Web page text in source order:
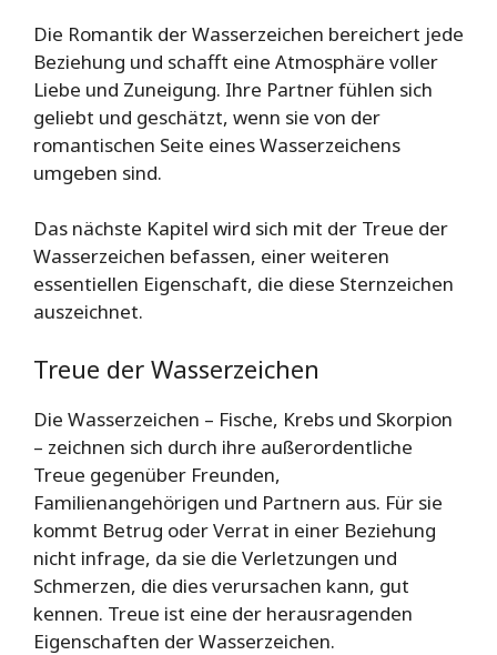
Die Romantik der Wasserzeichen bereichert jede
Beziehung und schafft eine Atmosphäre voller
Liebe und Zuneigung. Ihre Partner fühlen sich
geliebt und geschätzt, wenn sie von der
romantischen Seite eines Wasserzeichens
umgeben sind.
Das nächste Kapitel wird sich mit der Treue der
Wasserzeichen befassen, einer weiteren
essentiellen Eigenschaft, die diese Sternzeichen
auszeichnet.
Treue der Wasserzeichen
Die Wasserzeichen – Fische, Krebs und Skorpion
– zeichnen sich durch ihre außerordentliche
Treue gegenüber Freunden,
Familienangehörigen und Partnern aus. Für sie
kommt Betrug oder Verrat in einer Beziehung
nicht infrage, da sie die Verletzungen und
Schmerzen, die dies verursachen kann, gut
kennen. Treue ist eine der herausragenden
Eigenschaften der Wasserzeichen.